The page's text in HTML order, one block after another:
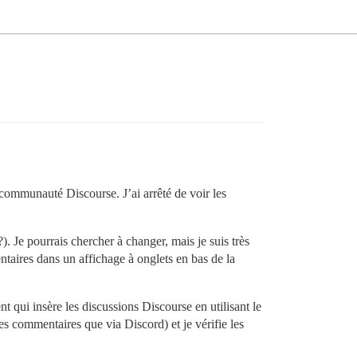
Discourse. J’ai arrêté de voir les
Je pourrais chercher à changer, mais je suis très
dans un affichage à onglets en bas de la
qui insère les discussions Discourse en utilisant le
commentaires que via Discord) et je vérifie les